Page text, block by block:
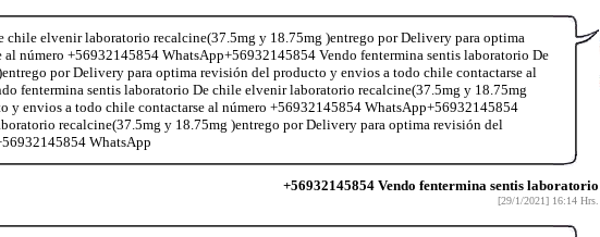
elvenir laboratorio recalcine(37.5mg y 18.75mg )entrego por Delivery para optima
número +56932145854 WhatsApp+56932145854 Vendo fentermina sentis laboratorio De
por Delivery para optima revisión del producto y envios a todo chile contactarse al
fentermina sentis laboratorio De chile elvenir laboratorio recalcine(37.5mg y 18.75mg
y envios a todo chile contactarse al número +56932145854 WhatsApp+56932145854
recalcine(37.5mg y 18.75mg )entrego por Delivery para optima revisión del
WhatsApp
+56932145854 Vendo fentermina sentis laboratorio
[29/1/2021] 16:14 Hrs.